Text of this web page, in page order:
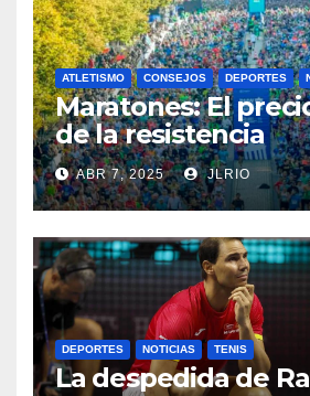
ATLETISMO CONSEJOS DEPORTES
Maratones: El
de la resistencia
ABR 7, 2025 JLRIO
DEPORTES NOTICIAS TENIS
La despedida de